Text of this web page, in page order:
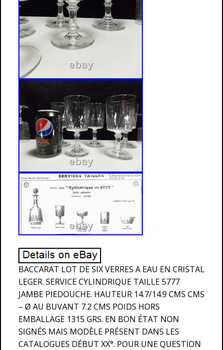
BACCARAT LOT DE SIX VERRES A EAU EN CRISTAL
LEGER. SERVICE CYLINDRIQUE TAILLE 5777
JAMBE PIEDOUCHE. HAUTEUR 14.7/14.9 CMS CMS
– Ø AU BUVANT 7.2 CMS POIDS HORS
EMBALLAGE 1315 GRS. EN BON ÉTAT NON
SIGNÉS MAIS MODÈLE PRÉSENT DANS LES
CATALOGUES DÉBUT XX°. POUR UNE QUESTION